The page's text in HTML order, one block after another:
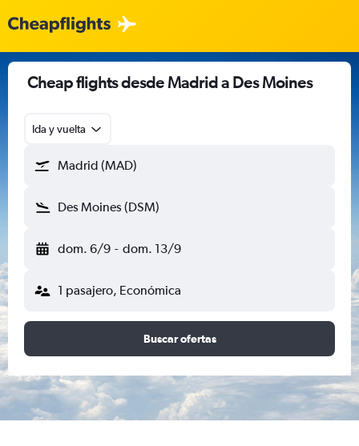
Cheap flights desde Madrid a Des Moines
Ida y vuelta
Madrid (MAD)
Des Moines (DSM)
dom. 6/9 - dom. 13/9
1 pasajero, Económica
Buscar ofertas